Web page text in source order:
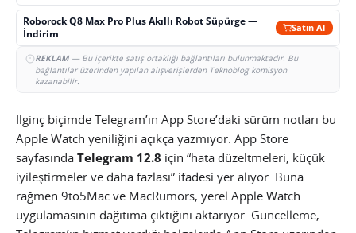
Roborock Q8 Max Pro Plus Akıllı Robot Süpürge —
İndirim
Satın Al
REKLAM— Bu içerikte satış ortaklığı bağlantıları bulunmaktadır. Bu
bağlantılar üzerinden yapılan alışverişlerden Teknoblog komisyon
kazanabilir.
İlginç biçimde Telegram’ın App Store’daki sürüm notları bu
Apple Watch yeniliğini açıkça yazmıyor. App Store
sayfasında Telegram 12.8 için “hata düzeltmeleri, küçük
iyileştirmeler ve daha fazlası” ifadesi yer alıyor. Buna
rağmen 9to5Mac ve MacRumors, yerel Apple Watch
uygulamasının dağıtıma çıktığını aktarıyor. Güncelleme,